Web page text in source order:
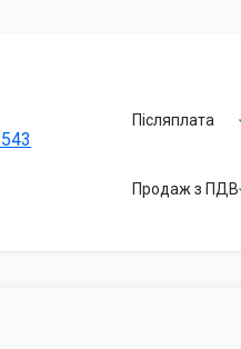
Післяплата
Продаж з ПДВ